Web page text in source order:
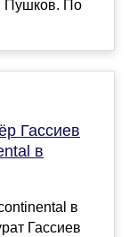
Пушков. По
Гассиев
в
в
Гассиев